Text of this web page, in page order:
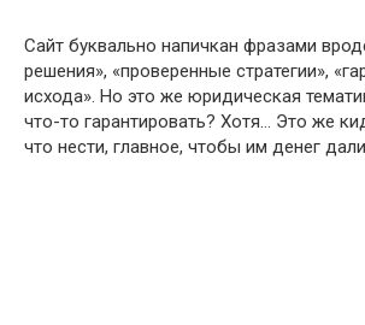
Сайт буквально напичкан фразами
решения», «проверенные стратегии»,
исхода». Но это же юридическая
что-то гарантировать? Хотя… Это же
что нести, главное, чтобы им денег